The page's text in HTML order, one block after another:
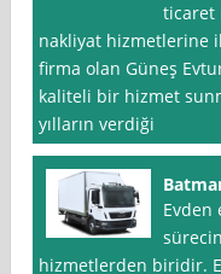
ticaret
nakliyat hizmetlerine
firma olan Güneş
kaliteli bir hizmet
yılların verdiği
Evden
hizmetlerden biridir.